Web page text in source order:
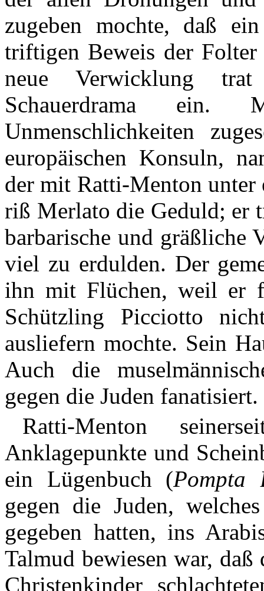
zugeben mochte, daß
triftigen Beweis der
neue Verwicklung
Schauerdrama
Unmenschlichkeiten
europäischen Konsuln,
der mit Ratti-Menton unter
riß Merlato die Geduld; er
barbarische und gräßliche
viel zu erdulden. Der
ihn mit Flüchen, weil er
Schützling Picciotto
ausliefern mochte. Sein
Auch die
gegen die Juden fanatisiert.
Ratti-Menton
Anklagepunkte und
ein Lügenbuch (Pompta
gegen die Juden,
gegeben hatten, ins
Talmud bewiesen war,
Christenkinder